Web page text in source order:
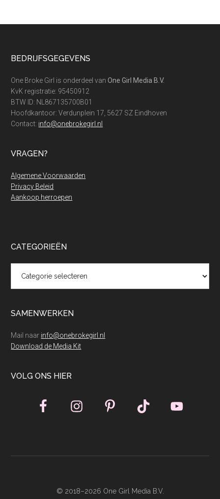
Footer
BEDRIJFSGEGEVENS
One Broke Girl is onderdeel vanOne Girl Media B.V.
KvK registratie: 95450912
BTW ID: NL867135700B01
Hoofdkantoor: Verdunplein 17, 5627 SZ Eindhoven
Contact: info@onebrokegirl.nl
VRAGEN?
Algemene Voorwaarden
Privacy Beleid
Aankoop herroepen
CATEGORIEËN
SAMENWERKEN
Mail naar info@onebrokegirl.nl
Download de Media Kit
VOLG ONS HIER
© 2018–2026 One Girl Media B.V.